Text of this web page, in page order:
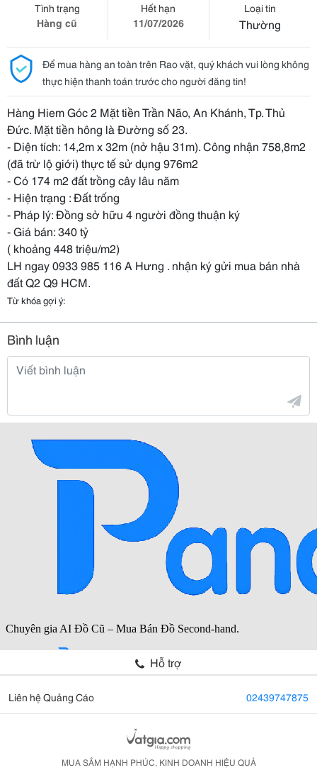
Tình trạng
Hàng cũ
Hết hạn
11/07/2026
Loại tin
Thường
Để mua hàng an toàn trên Rao vặt, quý khách vui lòng không
thực hiện thanh toán trước cho người đăng tin!
Hàng Hiem Góc 2 Mặt tiền Trần Não, An Khánh, Tp. Thủ
Đức. Mặt tiền hông là Đường số 23.
- Diện tích: 14,2m x 32m (nở hậu 31m). Công nhận 758,8m2
(đã trừ lộ giới) thực tế sử dụng 976m2
- Có 174 m2 đất trồng cây lâu năm
- Hiện trạng : Đất trống
- Pháp lý: Đồng sở hữu 4 người đồng thuận ký
- Giá bán: 340 tỷ
( khoảng 448 triệu/m2)
LH ngay 0933 985 116 A Hưng . nhận ký gửi mua bán nhà
đất Q2 Q9 HCM.
Từ khóa gợi ý:
Bình luận
Hỗ trợ
Liên hệ Quảng Cáo 02439747875
MUA SẮM HẠNH PHÚC, KINH DOANH HIỆU QUẢ